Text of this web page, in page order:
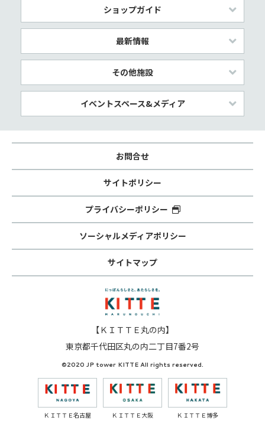
ショップガイド
最新情報
その他施設
イベントスペース&メディア
お問合せ
サイトポリシー
プライバシーポリシー
ソーシャルメディアポリシー
サイトマップ
【ＫＩＴＴＥ丸の内】
東京都千代田区丸の内二丁目7番2号
©2020 JP tower KITTE All rights reserved.
ＫＩＴＴＥ名古屋 ＫＩＴＴＥ大阪 ＫＩＴＴＥ博多